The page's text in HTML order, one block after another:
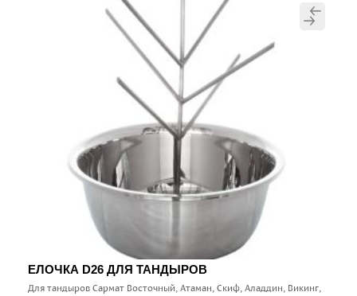
ЕЛОЧКА D26 ДЛЯ ТАНДЫРОВ
Для тандыров Сармат Восточный, Атаман, Скиф, Аладдин, Викинг,